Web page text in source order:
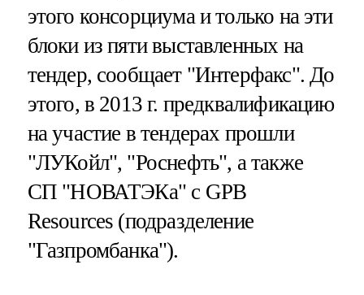
этого консорциума и только на эти
блоки из пяти выставленных на
тендер, сообщает "Интерфакс". До
этого, в 2013 г. предквалификацию
на участие в тендерах прошли
"ЛУКойл", "Роснефть", а также
СП "НОВАТЭКа" с GPB
Resources (подразделение
"Газпромбанка").